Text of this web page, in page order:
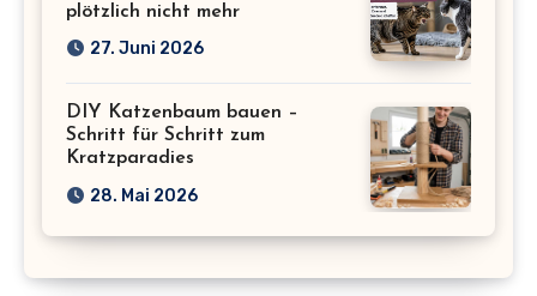
plötzlich nicht mehr
27. Juni 2026
DIY Katzenbaum bauen –
Schritt für Schritt zum
Kratzparadies
28. Mai 2026